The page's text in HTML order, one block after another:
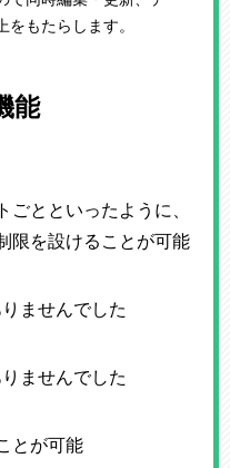
もたらします。
能
ごとといったように、
限を設けることが可能
ませんでした
ませんでした
とが可能